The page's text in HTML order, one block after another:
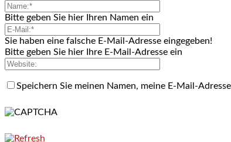
Bitte geben Sie hier Ihren Namen ein
Sie haben eine falsche E-Mail-Adresse eingegeben!
Bitte geben Sie hier Ihre E-Mail-Adresse ein
Speichern Sie meinen Namen, meine E-Mail-